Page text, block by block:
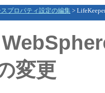
スプロパティ設定の編集 >
変更